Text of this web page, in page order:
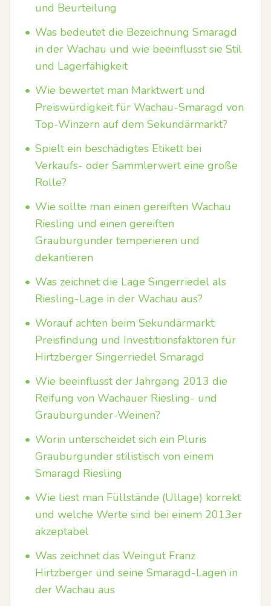
und Beurteilung
• Was bedeutet die Bezeichnung Smaragd
in der Wachau und wie beeinflusst sie Stil
und Lagerfähigkeit
• Wie bewertet man Marktwert und
Preiswürdigkeit für Wachau-Smaragd von
Top-Winzern auf dem Sekundärmarkt?
• Spielt ein beschädigtes Etikett bei
Verkaufs- oder Sammlerwert eine große
Rolle?
• Wie sollte man einen gereiften Wachau
Riesling und einen gereiften
Grauburgunder temperieren und
dekantieren
• Was zeichnet die Lage Singerriedel als
Riesling-Lage in der Wachau aus?
• Worauf achten beim Sekundärmarkt:
Preisfindung und Investitionsfaktoren für
Hirtzberger Singerriedel Smaragd
• Wie beeinflusst der Jahrgang 2013 die
Reifung von Wachauer Riesling- und
Grauburgunder-Weinen?
• Worin unterscheidet sich ein Pluris
Grauburgunder stilistisch von einem
Smaragd Riesling
• Wie liest man Füllstände (Ullage) korrekt
und welche Werte sind bei einem 2013er
akzeptabel
• Was zeichnet das Weingut Franz
Hirtzberger und seine Smaragd-Lagen in
der Wachau aus